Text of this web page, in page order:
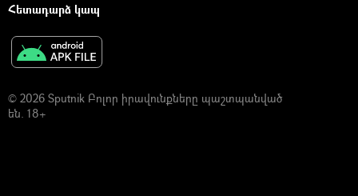
Հետադարձ կապ
© 2026 Sputnik Բոլոր իրավունքները պաշտպանված
են. 18+